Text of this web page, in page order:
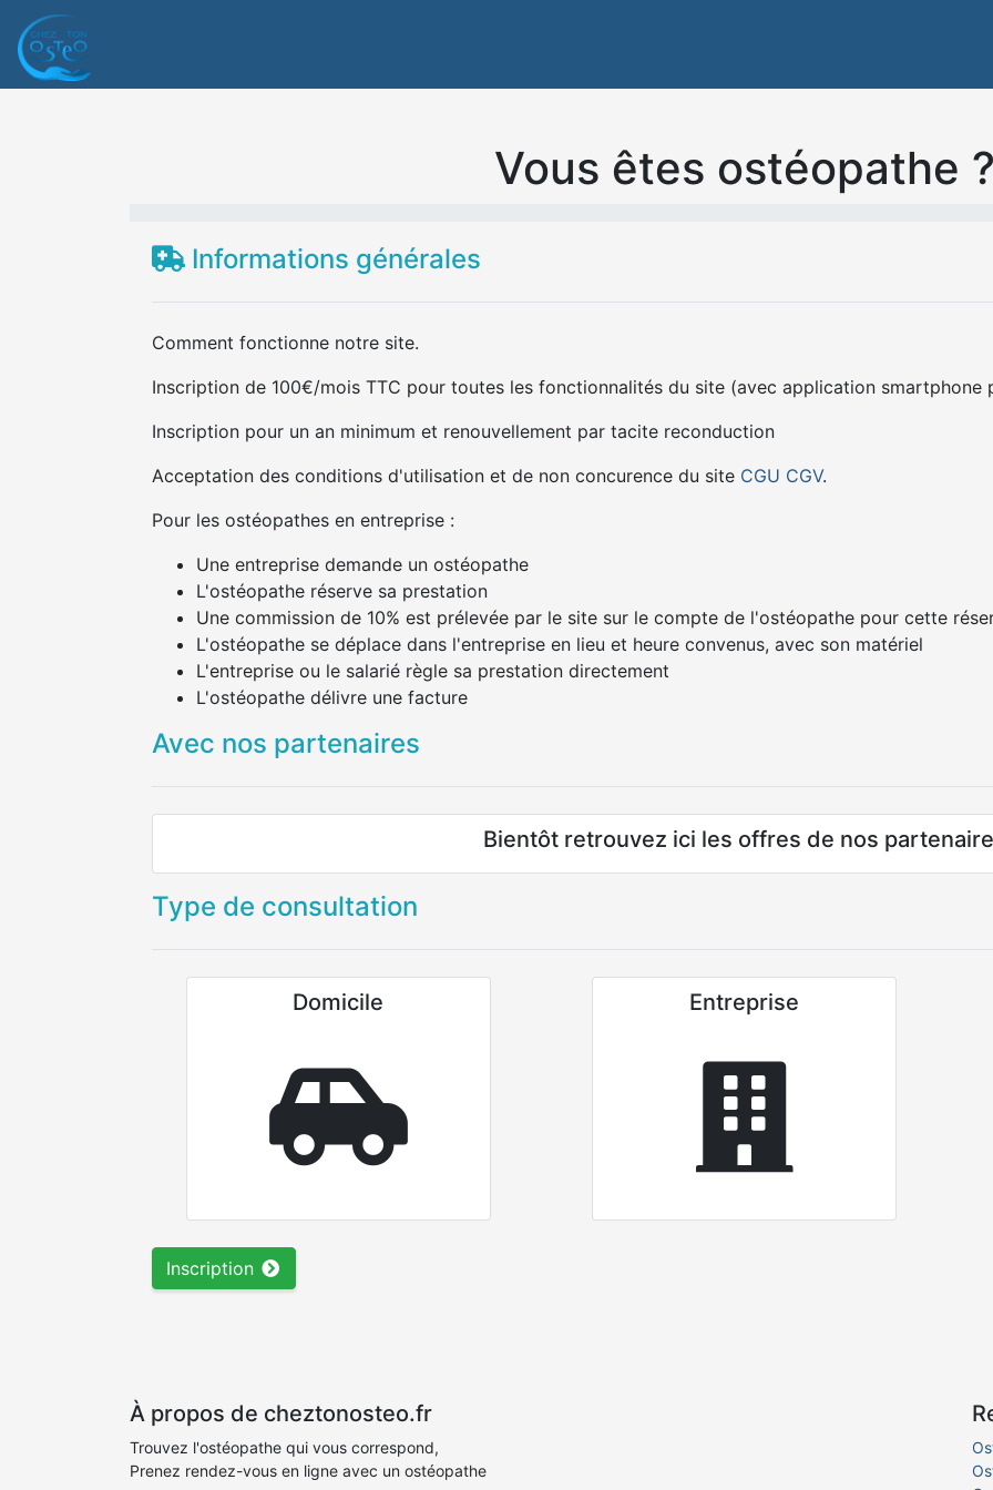
Vous êtes ostéopathe ?
Informations générales
Comment fonctionne notre site.
Inscription de 100€/mois TTC pour toutes les fonctionnalités du site (avec application smartphone
Inscription pour un an minimum et renouvellement par tacite reconduction
Acceptation des conditions d'utilisation et de non concurence du site CGU CGV.
Pour les ostéopathes en entreprise :
Une entreprise demande un ostéopathe
L'ostéopathe réserve sa prestation
Une commission de 10% est prélevée par le site sur le compte de l'ostéopathe pour cette
L'ostéopathe se déplace dans l'entreprise en lieu et heure convenus, avec son matériel
L'entreprise ou le salarié règle sa prestation directement
L'ostéopathe délivre une facture
Avec nos partenaires
Bientôt retrouvez ici les offres de nos
Type de consultation
Domicile Entreprise
Inscription
À propos de cheztonosteo.fr
Trouvez l'ostéopathe qui vous correspond,
Prenez rendez-vous en ligne avec un ostéopathe